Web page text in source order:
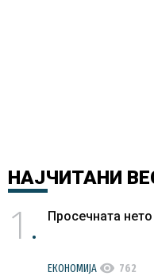
НАЈЧИТАНИ
1 Просечната
ЕКОНОМИЈА visibility 762